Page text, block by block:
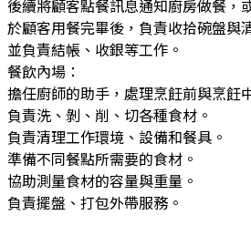
後續將顧客點餐訊息通知廚房做餐，
於顧客用餐完畢後，負責收拾碗盤與
並負責結帳、收銀等工作。
餐飲內場：
擔任廚師的助手，處理烹飪前與烹飪
負責洗、剝、削、切各種食材。
負責清理工作環境、設備和餐具。
準備不同餐點所需要的食材。
協助測量食材的容量與重量。
負責擺盤、打包外帶服務。